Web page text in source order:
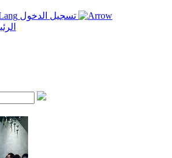
تسجيل الدخول